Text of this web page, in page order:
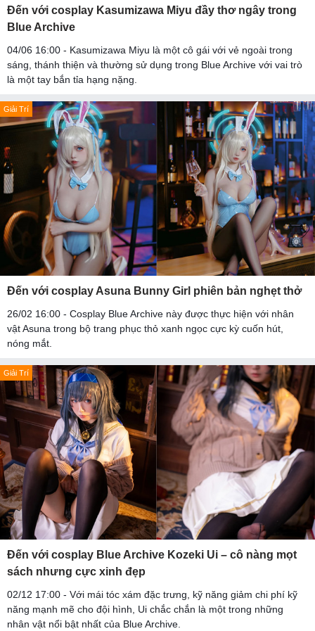
Đến với cosplay Kasumizawa Miyu đầy thơ ngây trong
Blue Archive
04/06 16:00 - Kasumizawa Miyu là một cô gái với vẻ ngoài trong
sáng, thánh thiện và thường sử dụng trong Blue Archive với vai trò
là một tay bắn tỉa hạng nặng.
Giải Trí
Đến với cosplay Asuna Bunny Girl phiên bản nghẹt thở
26/02 16:00 - Cosplay Blue Archive này được thực hiện với nhân
vật Asuna trong bộ trang phục thỏ xanh ngọc cực kỳ cuốn hút,
nóng mắt.
Giải Trí
Đến với cosplay Blue Archive Kozeki Ui – cô nàng mọt
sách nhưng cực xinh đẹp
02/12 17:00 - Với mái tóc xám đặc trưng, kỹ năng giảm chi phí kỹ
năng mạnh mẽ cho đội hình, Ui chắc chắn là một trong những
nhân vật nổi bật nhất của Blue Archive.